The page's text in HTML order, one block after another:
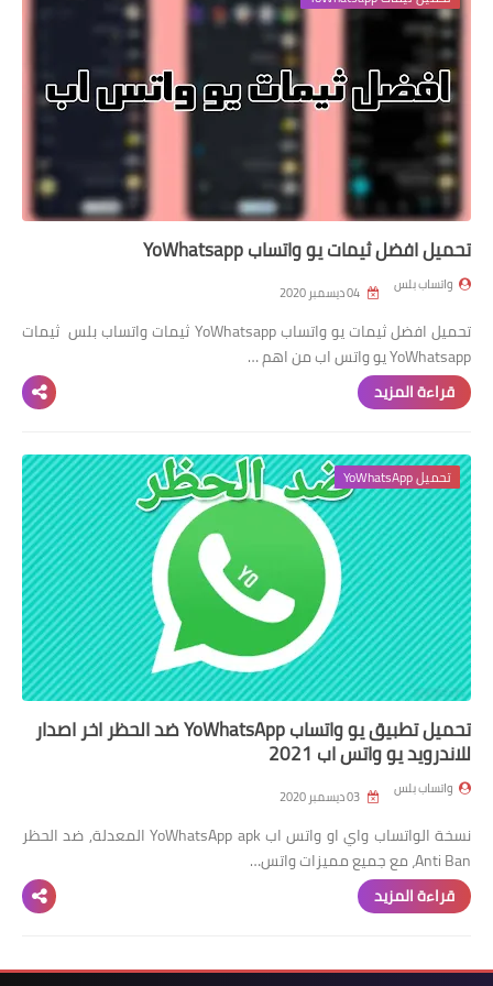
واتساب عمر الازرق
واتساب عمر الاخظر
تحميل افضل ثيمات يو واتساب YoWhatsapp
واتساب بلس
تحميل افضل ثيمات يو واتساب YoWhatsapp ثيمات واتساب بلس ثيمات
YoWhatsapp يو واتس اب من اهم …
قراءة المزيد
تحميل YoWhatsApp
تحميل تطبيق يو واتساب YoWhatsApp ضد الحظر اخر اصدار
للاندرويد يو واتس اب 2021
واتساب بلس
نسخة الواتساب واي او واتس اب YoWhatsApp apk المعدلة, ضد الحظر
Anti Ban، مع جميع مميزات واتس…
قراءة المزيد